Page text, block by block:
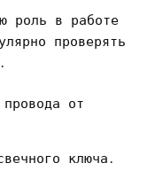
роль в работе
проверять
провода от
ключа․